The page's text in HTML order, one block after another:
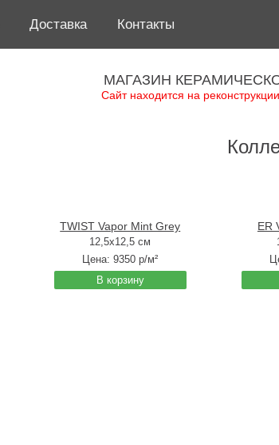
Доставка Контакты
МАГАЗИН
Сайт находится на
TWIST Vapor Mint Grey
12,5x12,5 см
Цена:9350 р/м²
В корзину
ER